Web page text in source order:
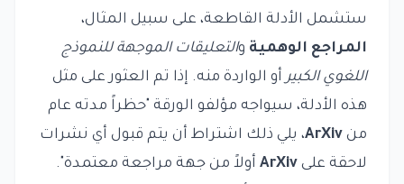
ستشمل الأدلة القاطعة، على سبيل المثال،
المراجع الوهمية والتعليقات الموجهة للنموذج
اللغوي الكبير أو الواردة منه. إذا تم العثور على مثل
هذه الأدلة، سيواجه مؤلفو الورقة "حظراً مدته عام
من ArXiv، يلي ذلك اشتراط أن يتم قبول أي نشرات
لاحقة على ArXiv أولاً من جهة مراجعة معتمدة".